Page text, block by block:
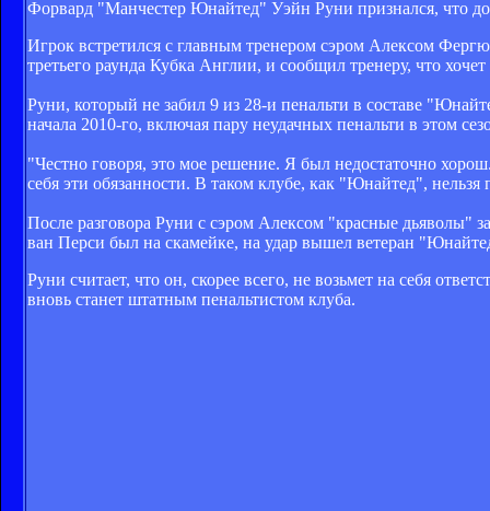
Форвард "Манчестер Юнайтед" Уэйн Руни признался, что
Игрок встретился с главным тренером сэром Алексом
третьего раунда Кубка Англии, и сообщил тренеру, что
Руни, который не забил 9 из 28-и пенальти в составе
начала 2010-го, включая пару неудачных пенальти в этом
"Честно говоря, это мое решение. Я был недостаточно
себя эти обязанности. В таком клубе, как "Юнайтед",
После разговора Руни с сэром Алексом "красные дьяволы"
ван Перси был на скамейке, на удар вышел ветеран
Руни считает, что он, скорее всего, не возьмет на себя
вновь станет штатным пенальтистом клуба.